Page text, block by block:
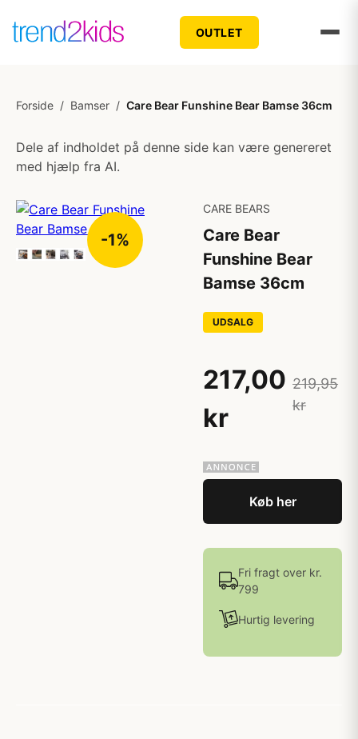
OUTLET
Forside / Bamser / Care Bear Funshine Bear Bamse 36cm
Dele af indholdet på denne side kan være genereret
med hjælp fra AI.
-1%
CARE BEARS
Care Bear
Funshine Bear
Bamse 36cm
UDSALG
217,00
kr
219,95
kr
Køb her
Fri fragt over kr.
799
Hurtig levering